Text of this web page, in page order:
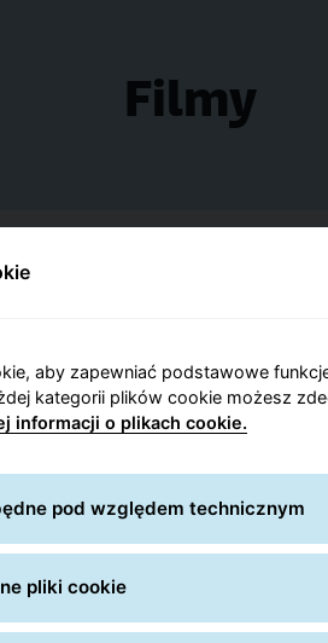
Filmy
Inne pliki
aby zapewniać podstawowe
kategorii plików cookie możesz
informacji o plikach cookie.
pod względem technicznym
pliki cookie